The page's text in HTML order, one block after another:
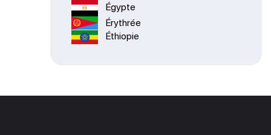
Égypte
Érythrée
Éthiopie